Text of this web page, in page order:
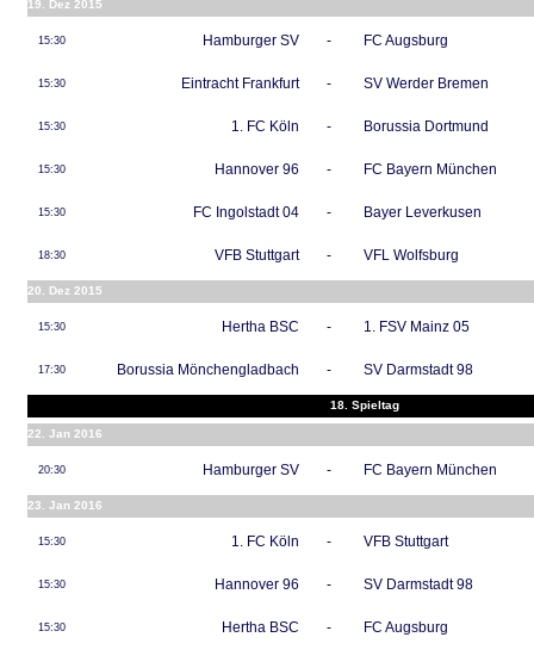
19. Dez 2015
15:30 Hamburger SV - FC Augsburg
15:30 Eintracht Frankfurt - SV Werder Bremen
15:30 1. FC Köln - Borussia Dortmund
15:30 Hannover 96 - FC Bayern München
15:30 FC Ingolstadt 04 - Bayer Leverkusen
18:30 VFB Stuttgart - VFL Wolfsburg
20. Dez 2015
15:30 Hertha BSC - 1. FSV Mainz 05
17:30 Borussia Mönchengladbach - SV Darmstadt 98
18. Spieltag
22. Jan 2016
20:30 Hamburger SV - FC Bayern München
23. Jan 2016
15:30 1. FC Köln - VFB Stuttgart
15:30 Hannover 96 - SV Darmstadt 98
15:30 Hertha BSC - FC Augsburg